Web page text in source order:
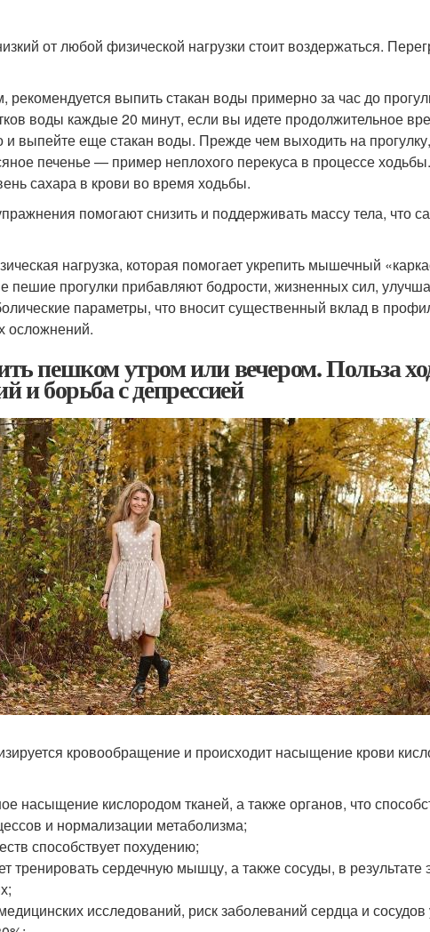
от любой физической нагрузки стоит воздержаться.
выпить стакан воды примерно за час до
воды каждые 20 минут, если вы идете продолжительное
и выпейте еще стакан воды. Прежде чем выходить на прогулку,
печенье — пример неплохого перекуса в процессе
сахара в крови во время ходьбы.
помогают снизить и поддерживать массу тела, что
нагрузка, которая помогает укрепить мышечный
пешие прогулки прибавляют бодрости, жизненных сил,
параметры, что вносит существенный вклад в
осложнений.
пешком утром или вечером. Польза
и борьба с депрессией
кровообращение и происходит насыщение крови
насыщение кислородом тканей, а также органов, что
и нормализации метаболизма;
способствует похудению;
тренировать сердечную мышцу, а также сосуды, в результате
исследований, риск заболеваний сердца и